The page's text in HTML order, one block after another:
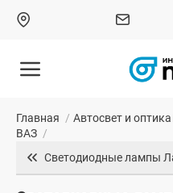
Главная / Автосвет и
ВАЗ /
Светодиодные лампы